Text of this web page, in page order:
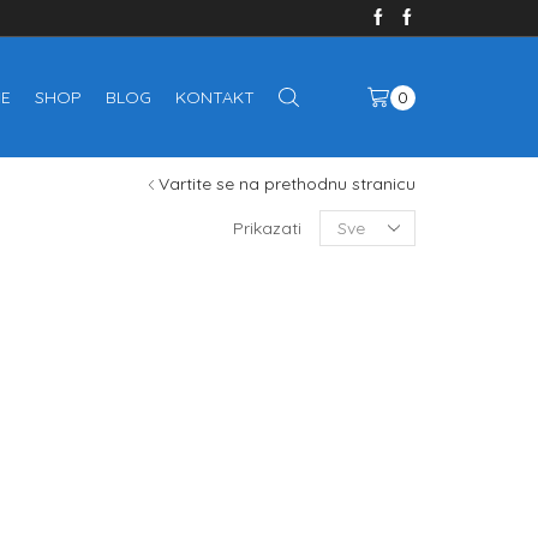
SHOP BLOG KONTAKT 0
Vartite se na prethodnu stranicu
Prikazati